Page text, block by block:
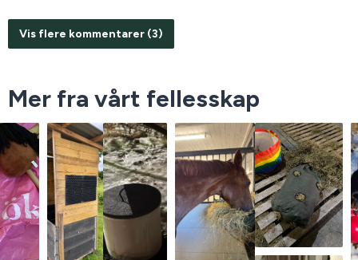
Vis flere kommentarer (3)
Mer fra vårt fellesskap